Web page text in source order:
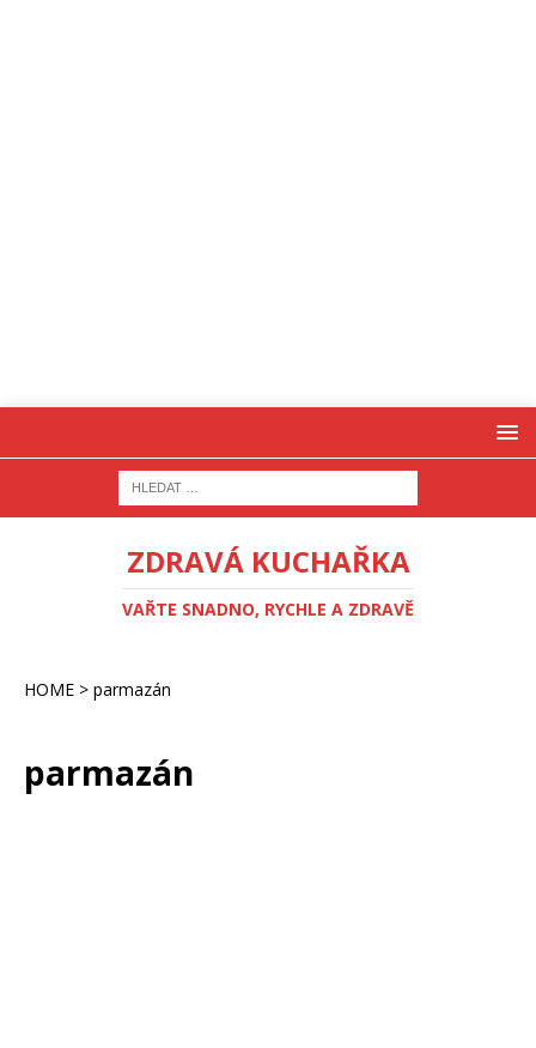
ZDRAVÁ KUCHAŘKA
VAŘTE SNADNO, RYCHLE A ZDRAVĚ
HOME > parmazán
parmazán